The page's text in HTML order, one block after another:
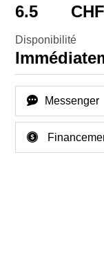
6.5
Disponibilité
Messenger